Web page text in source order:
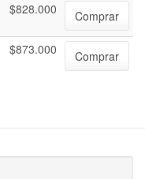
$828.000 Comprar
$873.000 Comprar